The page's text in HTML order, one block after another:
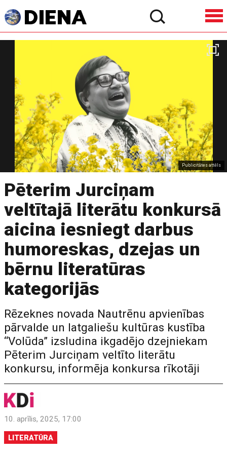
Publicitātes attēls
Pēterim Jurciņam
veltītajā literātu konkursā
aicina iesniegt darbus
humoreskas, dzejas un
bērnu literatūras
kategorijās
Rēzeknes novada Nautrēnu apvienības
pārvalde un latgaliešu kultūras kustība
“Volūda” izsludina ikgadējo dzejniekam
Pēterim Jurciņam veltīto literātu
konkursu, informēja konkursa rīkotāji
10. aprīlis, 2025, 17:00
LITERATŪRA